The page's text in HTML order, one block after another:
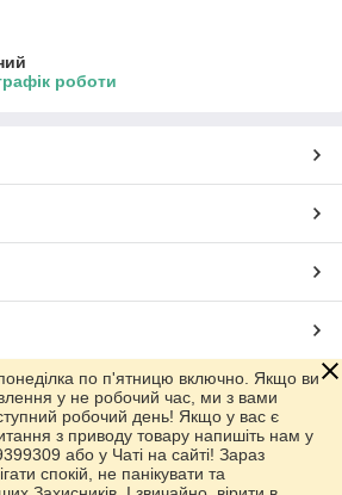
роботи
Prom.ua
по п'ятницю включно. Якщо ви
у не робочий час, ми з вами
робочий день! Якщо у вас є
з приводу товару напишіть нам у
або у Чаті на сайті! Зараз
спокій, не панікувати та